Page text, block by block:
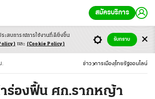
สมัครบริการ
. ข่าว การเมือง ไทยรัฐออนไลน์
ร่องฟื้น ศก.รากหญ้า
ระสบการณ์การใช้งานที่ดียิ่งขึ้น
และ (Cookie Policy)
รับทราบ